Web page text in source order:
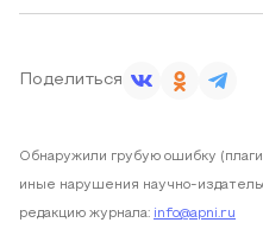
Поделиться
Обнаружили грубую ошибку
иные нарушения научно-
редакцию журнала: info@apni.ru